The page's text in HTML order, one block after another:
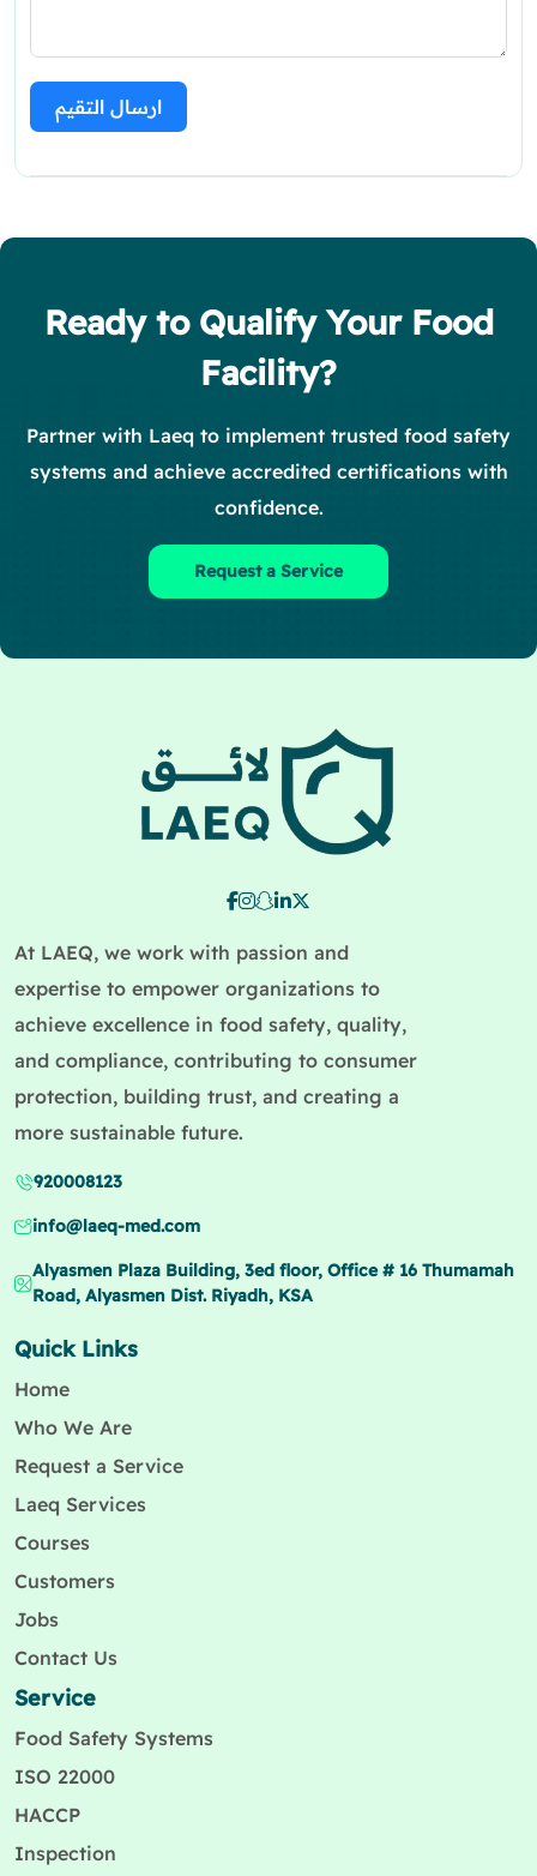
ارسال التقيم
Ready to Qualify Your Food
Facility?
Partner with Laeq to implement trusted food safety
systems and achieve accredited certifications with
confidence.
Request a Service
At LAEQ, we work with passion and
expertise to empower organizations to
achieve excellence in food safety, quality,
and compliance, contributing to consumer
protection, building trust, and creating a
more sustainable future.
920008123
info@laeq-med.com
Alyasmen Plaza Building, 3ed floor, Office # 16 Thumamah
Road, Alyasmen Dist. Riyadh, KSA
Quick Links
Home
Who We Are
Request a Service
Laeq Services
Courses
Customers
Jobs
Contact Us
Service
Food Safety Systems
ISO 22000
HACCP
Inspection